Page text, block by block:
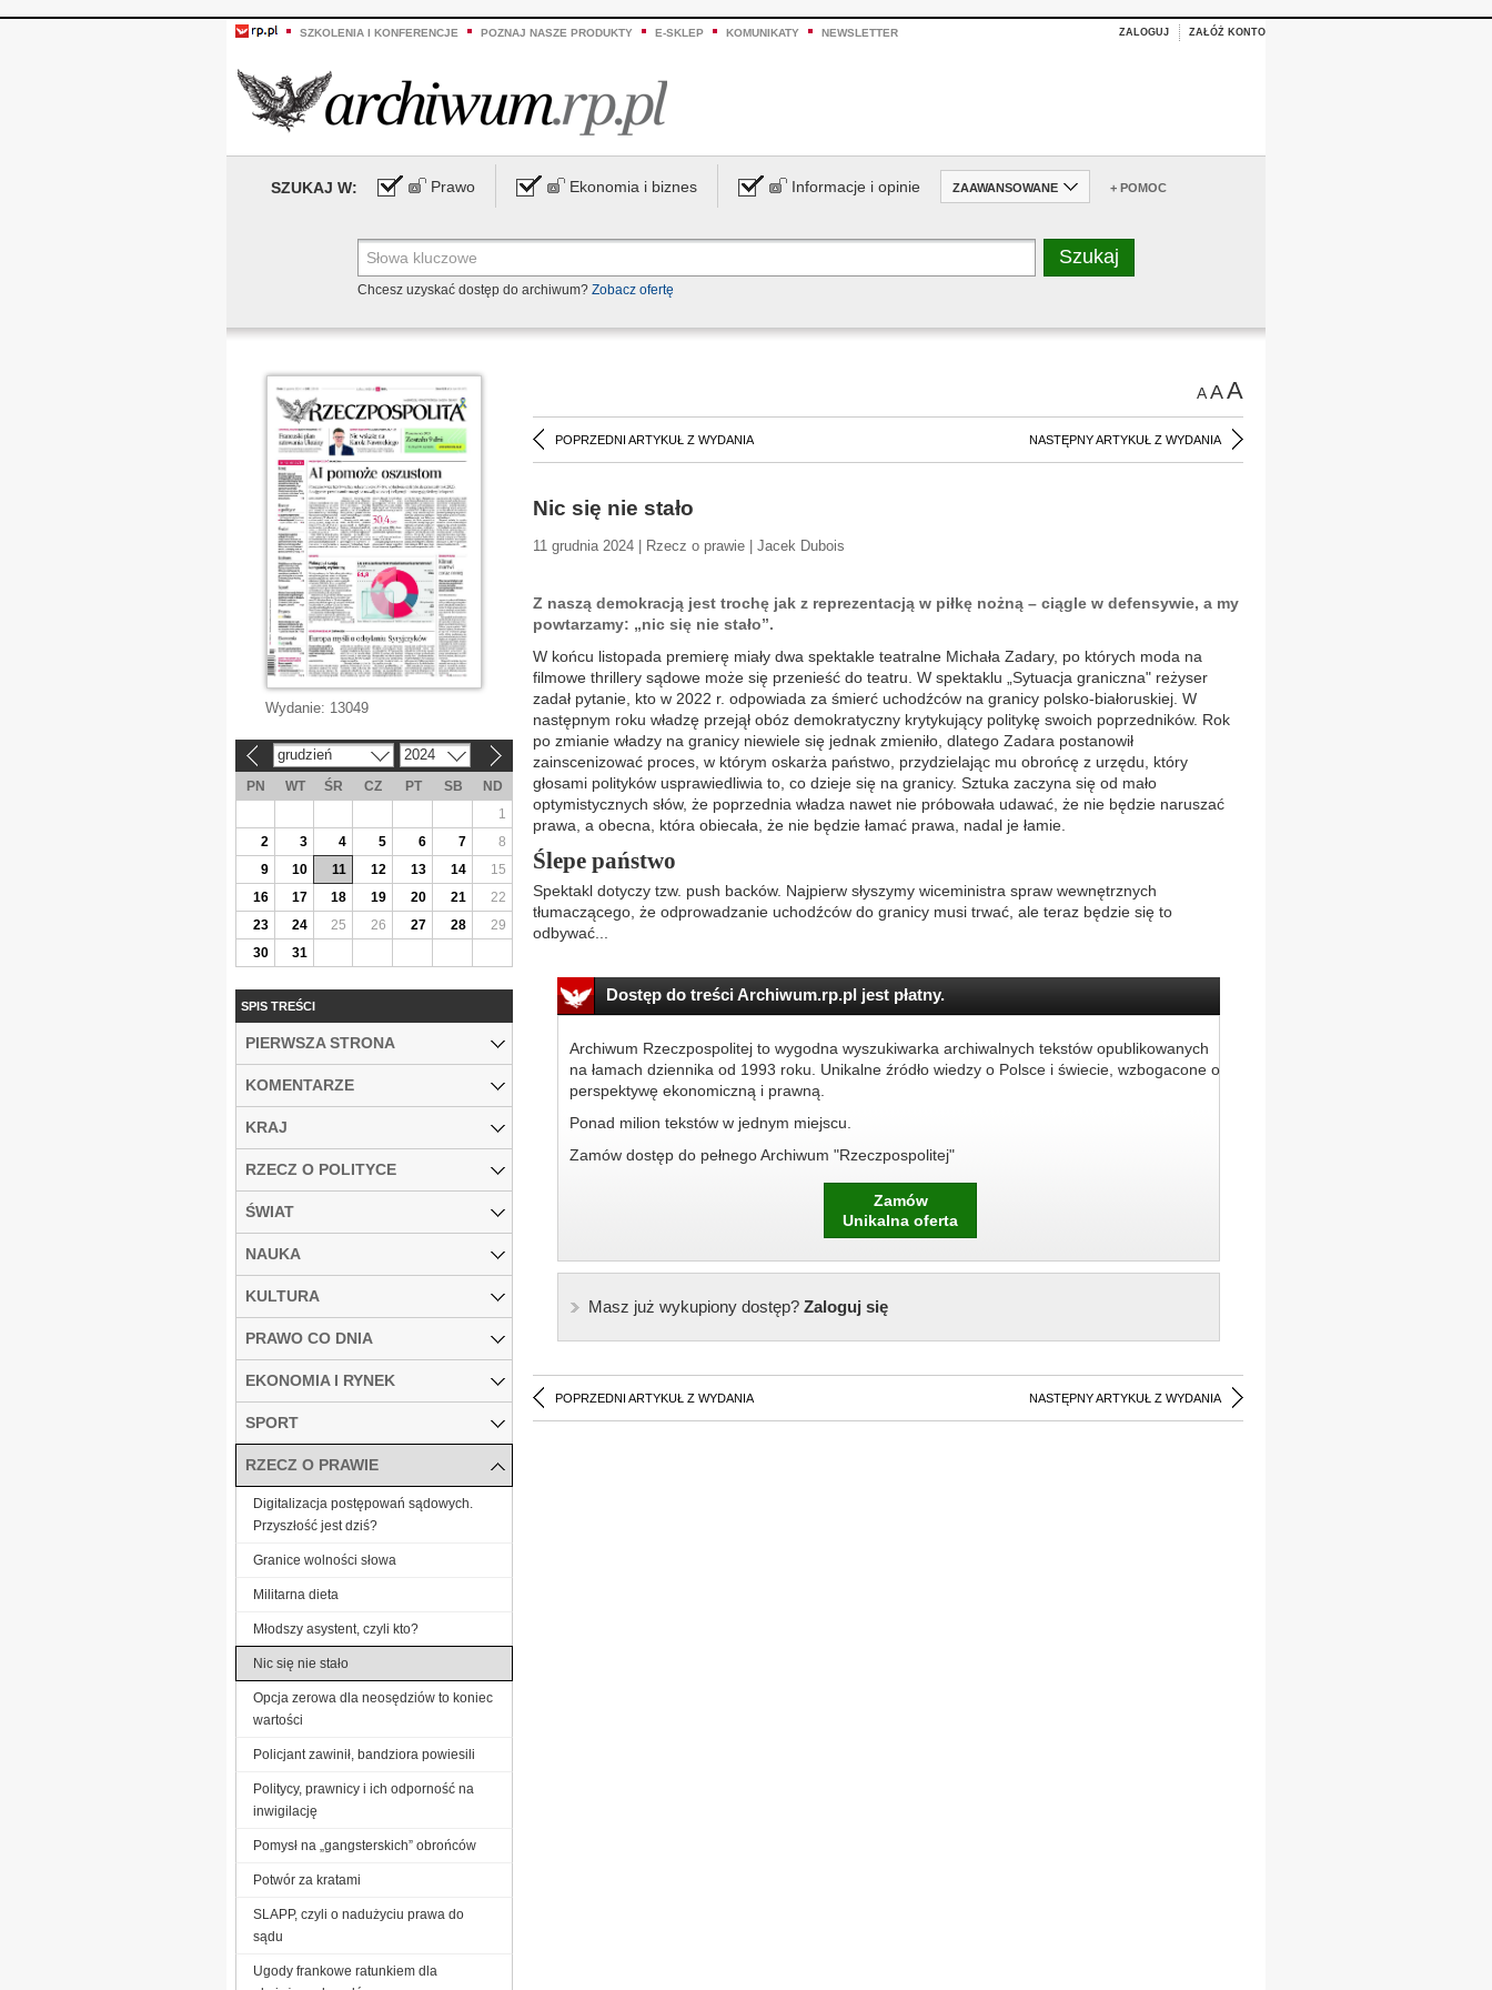
SZKOLENIA I KONFERENCJE POZNAJ NASZE PRODUKTY E-SKLEP KOMUNIKATY NEWSLETTER ZALOGUJ ZAŁÓŻ KONTO
SZUKAJ W: Prawo Ekonomia i biznes Informacje i opinie ZAAWANSOWANE + POMOC
Chcesz uzyskać dostęp do archiwum? Zobacz ofertę
AAA
POPRZEDNI ARTYKUŁ Z WYDANIA NASTĘPNY ARTYKUŁ Z WYDANIA
Nic się nie stało
11 grudnia 2024 | Rzecz o prawie | Jacek Dubois
Z naszą demokracją jest trochę jak z reprezentacją w piłkę nożną – ciągle w defensywie, a my
powtarzamy: „nic się nie stało”.
W końcu listopada premierę miały dwa spektakle teatralne Michała Zadary, po których moda na
filmowe thrillery sądowe może się przenieść do teatru. W spektaklu „Sytuacja graniczna" reżyser
zadał pytanie, kto w 2022 r. odpowiada za śmierć uchodźców na granicy polsko-białoruskiej. W
następnym roku władzę przejął obóz demokratyczny krytykujący politykę swoich poprzedników. Rok
po zmianie władzy na granicy niewiele się jednak zmieniło, dlatego Zadara postanowił
zainscenizować proces, w którym oskarża państwo, przydzielając mu obrońcę z urzędu, który
głosami polityków usprawiedliwia to, co dzieje się na granicy. Sztuka zaczyna się od mało
optymistycznych słów, że poprzednia władza nawet nie próbowała udawać, że nie będzie naruszać
prawa, a obecna, która obiecała, że nie będzie łamać prawa, nadal je łamie.
Ślepe państwo
Spektakl dotyczy tzw. push backów. Najpierw słyszymy wiceministra spraw wewnętrznych
tłumaczącego, że odprowadzanie uchodźców do granicy musi trwać, ale teraz będzie się to
odbywać...
Dostęp do treści Archiwum.rp.pl jest płatny.
Archiwum Rzeczpospolitej to wygodna wyszukiwarka archiwalnych tekstów opublikowanych
na łamach dziennika od 1993 roku. Unikalne źródło wiedzy o Polsce i świecie, wzbogacone o
perspektywę ekonomiczną i prawną.
Ponad milion tekstów w jednym miejscu.
Zamów dostęp do pełnego Archiwum "Rzeczpospolitej"
Zamów
Unikalna oferta
Masz już wykupiony dostęp?Zaloguj się
POPRZEDNI ARTYKUŁ Z WYDANIA NASTĘPNY ARTYKUŁ Z WYDANIA
Wydanie: 13049
grudzień 2024
PN WT ŚR CZ PT SB
ND
1
2
3 4 5 6 7
8
9
10 11 12 13 14
15
16
17 18 19 20 21
22
23
24 25 26 27 28
29
30
31
SPIS TREŚCI
PIERWSZA STRONA
KOMENTARZE
KRAJ
RZECZ O POLITYCE
ŚWIAT
NAUKA
KULTURA
PRAWO CO DNIA
EKONOMIA I RYNEK
SPORT
RZECZ O PRAWIE
Digitalizacja postępowań sądowych.
Przyszłość jest dziś?
Granice wolności słowa
Militarna dieta
Młodszy asystent, czyli kto?
Nic się nie stało
Opcja zerowa dla neosędziów to koniec
wartości
Policjant zawinił, bandziora powiesili
Politycy, prawnicy i ich odporność na
inwigilację
Pomysł na „gangsterskich” obrońców
Potwór za kratami
SLAPP, czyli o nadużyciu prawa do
sądu
Ugody frankowe ratunkiem dla